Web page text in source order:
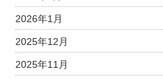
2026年1月
2025年12月
2025年11月